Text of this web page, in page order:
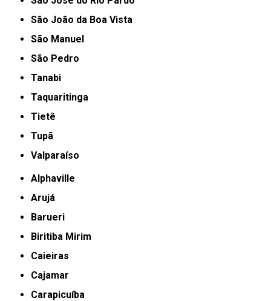
São João da Boa Vista
São Manuel
São Pedro
Tanabi
Taquaritinga
Tietê
Tupã
Valparaíso
Alphaville
Arujá
Barueri
Biritiba Mirim
Caieiras
Cajamar
Carapicuíba